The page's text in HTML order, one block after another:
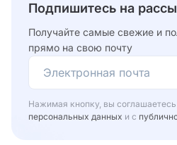
Подпишитесь на
Получайте самые свежие и
прямо на свою почту
Нажимая кнопку, вы соглашаетесь
персональных данных и с